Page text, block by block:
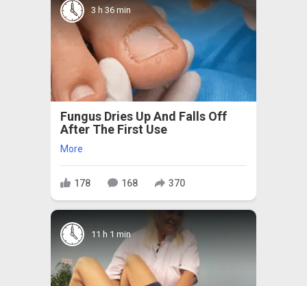
3 h 36 min
Fungus Dries Up And Falls Off
After The First Use
More
178 168 370
11 h 1 min